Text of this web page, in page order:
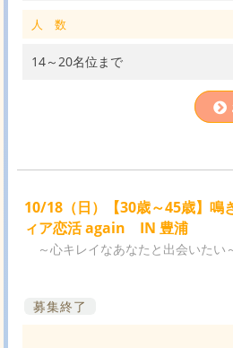
人 数
14～20名位まで
10/18（日）【30歳～45歳】鳴
ィア恋活 again IN 豊浦
～心キレイなあなたと出会いたい
募集終了